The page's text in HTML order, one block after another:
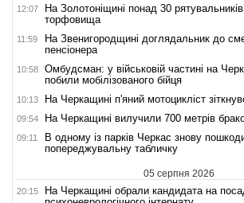
12:07
На Золотоніщині понад 30
торфовища
11:59
На Звенигородщині доглядальник до
пенсіонера
10:58
Омбудсман: у військовій частині на
побили мобілізованого бійця
10:13 На Черкащині п'яний мотоцикліст
09:54 На Черкащині вилучили 700 метрів
09:11
В одному із парків Черкас знову
попереджувальну табличку
05 серпня 2026
20:15
На Черкащині обрали кандидата на